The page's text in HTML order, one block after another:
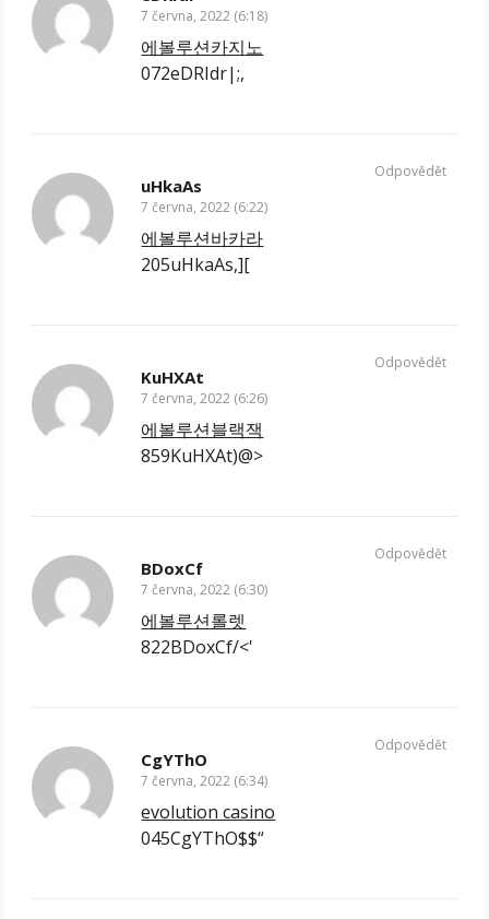
7 června, 2022 (6:18)
에볼루션카지노
072eDRIdr|;,
uHkaAs
7 června, 2022 (6:22)
에볼루션바카라
205uHkaAs,][
Odpovědět
KuHXAt
7 června, 2022 (6:26)
에볼루션블랙잭
859KuHXAt)@>
Odpovědět
BDoxCf
7 června, 2022 (6:30)
에볼루션롤렛
822BDoxCf/<'
Odpovědět
CgYThO
7 června, 2022 (6:34)
evolution casino
045CgYThO$$“
Odpovědět